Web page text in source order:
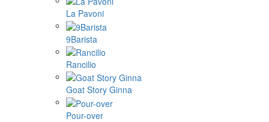
La Pavoni
9Barista
Rancilio
Goat Story Ginna
Pour-over